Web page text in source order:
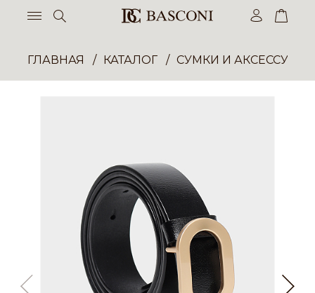
ГЛАВНАЯ КАТАЛОГ СУМКИ И